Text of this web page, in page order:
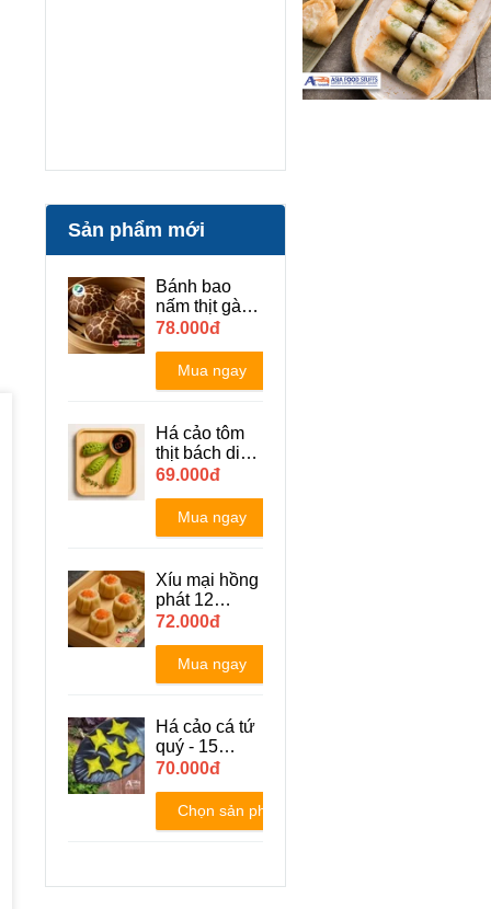
Sản phẩm mới
Bánh bao
nấm thịt gà
phô mai sợi -
78.000đ
Mua ngay
Há cảo tôm
thịt bách diệp
10 cái/khay
69.000đ
Mua ngay
Xíu mại hồng
phát 12
cái/khay
72.000đ
Mua ngay
Há cảo cá tứ
quý - 15
viên/khay
70.000đ
Chọn sản phẩm